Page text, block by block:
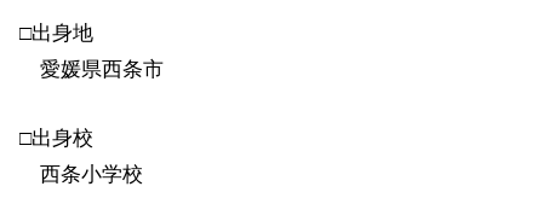
□出身地
愛媛県西条市
□出身校
西条小学校